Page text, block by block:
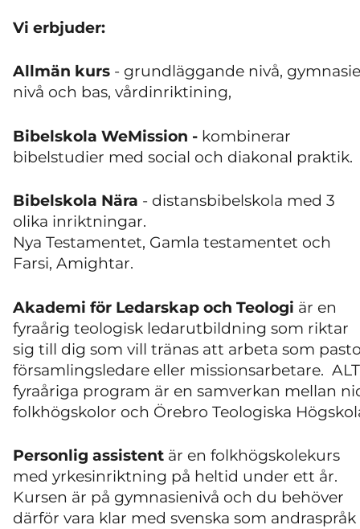
Vi erbjuder:
Allmän kurs - grundläggande nivå, gymnasie
nivå och bas, vårdinriktining,
Bibelskola WeMission - kombinerar
bibelstudier med social och diakonal praktik.
Bibelskola Nära - distansbibelskola med 3
olika inriktningar.
Nya Testamentet, Gamla testamentet och
Farsi, Amightar.
Akademi för Ledarskap och Teologi är en
fyraårig teologisk ledarutbildning som riktar
sig till dig som vill tränas att arbeta som
församlingsledare eller missionsarbetare. ALT
fyraåriga program är en samverkan mellan
folkhögskolor och Örebro Teologiska
Personlig assistent är en folkhögskolekurs
med yrkesinriktning på heltid under ett år.
Kursen är på gymnasienivå och du behöver
därför vara klar med svenska som andraspråk